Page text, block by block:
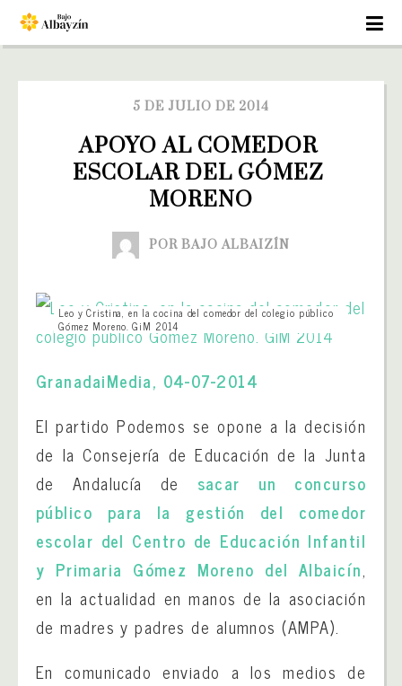
5 DE JULIO DE 2014
APOYO AL COMEDOR
ESCOLAR DEL GÓMEZ
MORENO
POR BAJO ALBAIZÍN
Leo y Cristina, en la cocina del comedor del colegio público
Gómez Moreno. GiM 2014
GranadaiMedia, 04-07-2014
El partido Podemos se opone a la decisión
de la Consejería de Educación de la Junta
de Andalucía de sacar un concurso
público para la gestión del comedor
escolar del Centro de Educación Infantil
y Primaria Gómez Moreno del Albaicín,
en la actualidad en manos de la asociación
de madres y padres de alumnos (AMPA).
En comunicado enviado a los medios de